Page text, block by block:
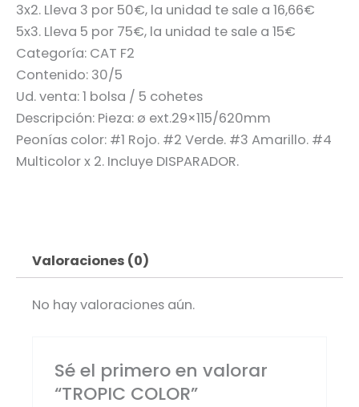
3x2. Lleva 3 por 50€, la unidad te sale a 16,66€
5x3. Lleva 5 por 75€, la unidad te sale a 15€
Categoría: CAT F2
Contenido: 30/5
Ud. venta: 1 bolsa / 5 cohetes
Descripción: Pieza: ø ext.29×115/620mm
Peonías color: #1 Rojo. #2 Verde. #3 Amarillo. #4
Multicolor x 2. Incluye DISPARADOR.
Valoraciones (0)
No hay valoraciones aún.
Sé el primero en valorar
“TROPIC COLOR”